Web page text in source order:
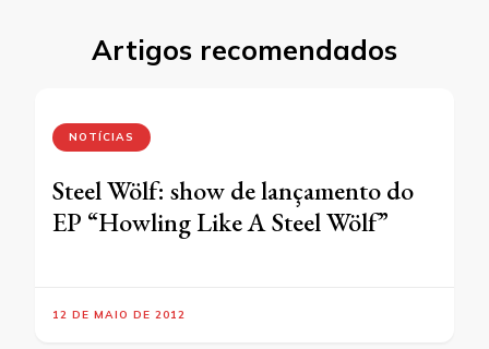
Artigos recomendados
NOTÍCIAS
Steel Wölf: show de lançamento do
EP “Howling Like A Steel Wölf”
12 DE MAIO DE 2012